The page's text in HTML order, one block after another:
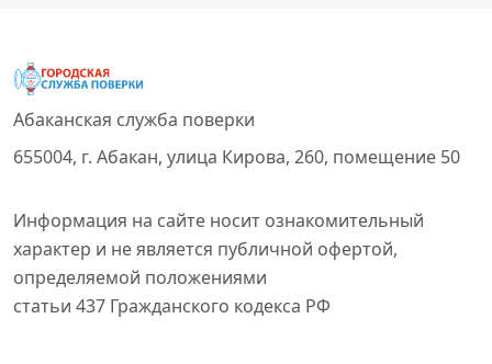
Абаканская служба поверки
655004, г. Абакан, улица Кирова, 260, помещение 50
Информация на сайте носит ознакомительный
характер и не является публичной офертой,
определяемой положениями
статьи 437 Гражданского кодекса РФ